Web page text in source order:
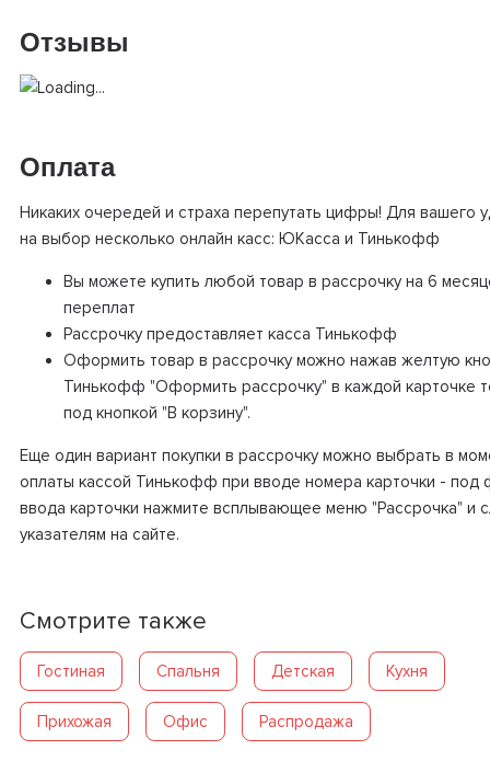
Отзывы
Оплата
Никаких очередей и страха перепутать цифры! Для вашего
на выбор несколько онлайн касс: ЮКасса и Тинькофф
Вы можете купить любой товар в рассрочку на 6
переплат
Рассрочку предоставляет касса Тинькофф
Оформить товар в рассрочку можно нажав желтую
Тинькофф "Оформить рассрочку" в каждой карточке
под кнопкой "В корзину".
Еще один вариант покупки в рассрочку можно выбрать в
оплаты кассой Тинькофф при вводе номера карточки - под
ввода карточки нажмите всплывающее меню "Рассрочка" и
указателям на сайте.
Смотрите также
Гостиная Спальня Детская Кухня
Прихожая Офис Распродажа